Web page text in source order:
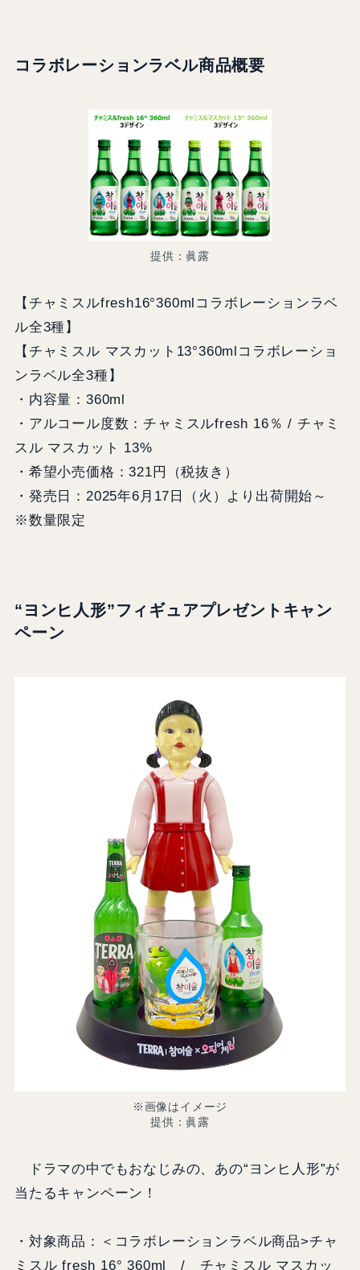
コラボレーションラベル商品概要
提供：眞露
【チャミスルfresh16°360mlコラボレーションラベ
ル全3種】
【チャミスル マスカット13°360mlコラボレーショ
ンラベル全3種】
・内容量：360ml
・アルコール度数：チャミスルfresh 16％ / チャミ
スル マスカット 13%
・希望小売価格：321円（税抜き）
・発売日：2025年6月17日（火）より出荷開始～
※数量限定
“ ヨンヒ人形”フィギュアプレゼントキャン
ペーン
※画像はイメージ
提供：眞露
ドラマの中でもおなじみの、あの“ヨンヒ人形”が
当たるキャンペーン！
・対象商品：＜コラボレーションラベル商品>チャ
ミスル fresh 16° 360ml / チャミスル マスカッ